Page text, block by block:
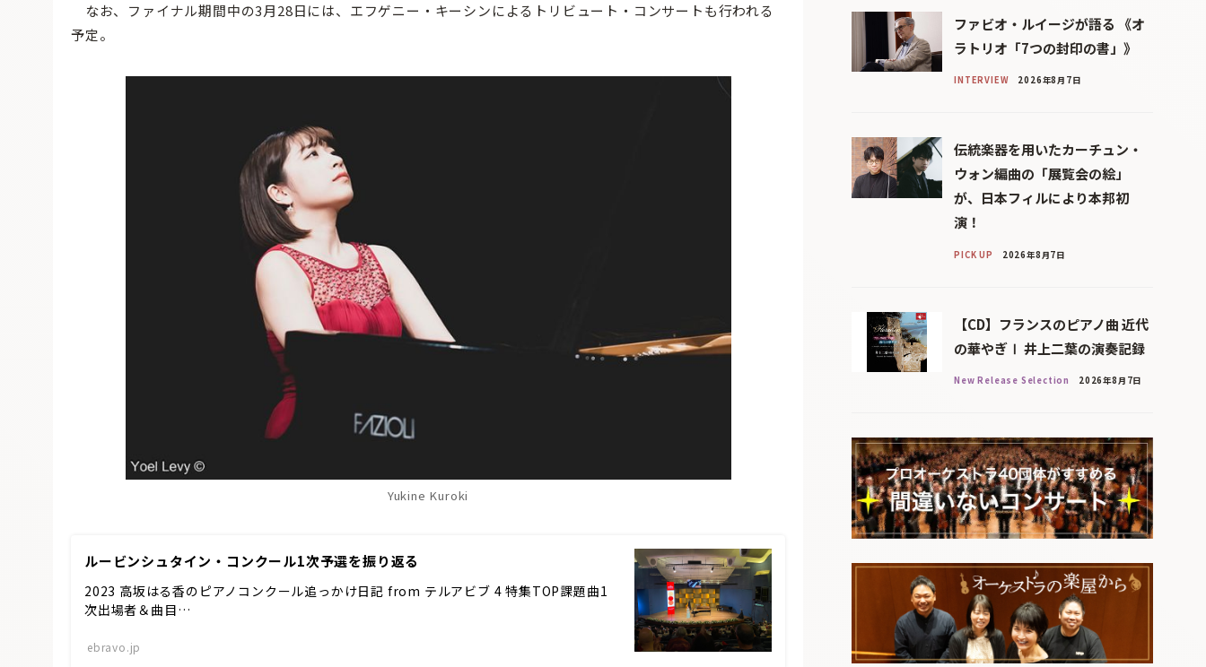
なお、ファイナル期間中の3月28日には、エフゲニー・キーシンによるトリビュート・コンサートも行われる
予定。
Yukine Kuroki
ルービンシュタイン・コンクール1次予選を振り返る
2023 高坂はる香のピアノコンクール追っかけ日記 from テルアビブ 4 特集TOP課題曲1
次出場者＆曲目…
ebravo.jp
ファビオ・ルイージが語る 《オ
ラトリオ「7つの封印の書」》
INTERVIEW 2026年8月7日
伝統楽器を用いたカーチュン・
ウォン編曲の「展覧会の絵」
が、日本フィルにより本邦初
演！
PICK UP 2026年8月7日
【CD】フランスのピアノ曲 近代
の華やぎⅠ 井上二葉の演奏記録
New Release Selection 2026年8月7日